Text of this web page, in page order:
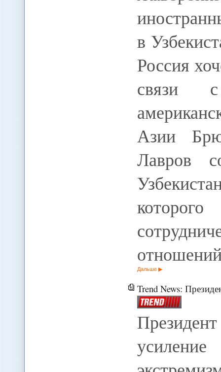
в
Россия
связи с
Азии
Лавров
Дальше
Trend News: Президент